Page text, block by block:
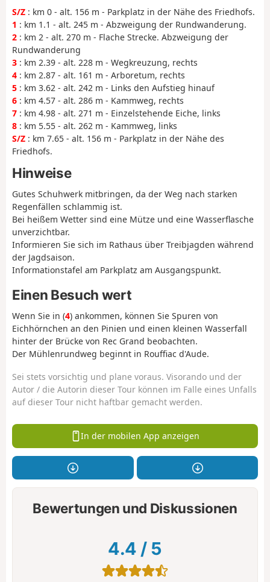
S/Z : km 0 - alt. 156 m - Parkplatz in der Nähe des Friedhofs.
1 : km 1.1 - alt. 245 m - Abzweigung der Rundwanderung.
2 : km 2 - alt. 270 m - Flache Strecke. Abzweigung der
Rundwanderung
3 : km 2.39 - alt. 228 m - Wegkreuzung, rechts
4 : km 2.87 - alt. 161 m - Arboretum, rechts
5 : km 3.62 - alt. 242 m - Links den Aufstieg hinauf
6 : km 4.57 - alt. 286 m - Kammweg, rechts
7 : km 4.98 - alt. 271 m - Einzelstehende Eiche, links
8 : km 5.55 - alt. 262 m - Kammweg, links
S/Z : km 7.65 - alt. 156 m - Parkplatz in der Nähe des
Friedhofs.
Hinweise
Gutes Schuhwerk mitbringen, da der Weg nach starken
Regenfällen schlammig ist.
Bei heißem Wetter sind eine Mütze und eine Wasserflasche
unverzichtbar.
Informieren Sie sich im Rathaus über Treibjagden während
der Jagdsaison.
Informationstafel am Parkplatz am Ausgangspunkt.
Einen Besuch wert
Wenn Sie in (4) ankommen, können Sie Spuren von
Eichhörnchen an den Pinien und einen kleinen Wasserfall
hinter der Brücke von Rec Grand beobachten.
Der Mühlenrundweg beginnt in Rouffiac d'Aude.
Sei stets vorsichtig und plane voraus. Visorando und der
Autor / die Autorin dieser Tour können im Falle eines Unfalls
auf dieser Tour nicht haftbar gemacht werden.
In der mobilen App anzeigen
Bewertungen und Diskussionen
4.4 / 5